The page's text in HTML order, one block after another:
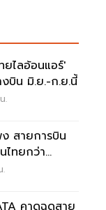
ไลอ้อนแอร์'
บิน มิ.ย.-ก.ย.นี้
.
สายการบิน
ไทยกว่า
.
คาดฉุดสาย